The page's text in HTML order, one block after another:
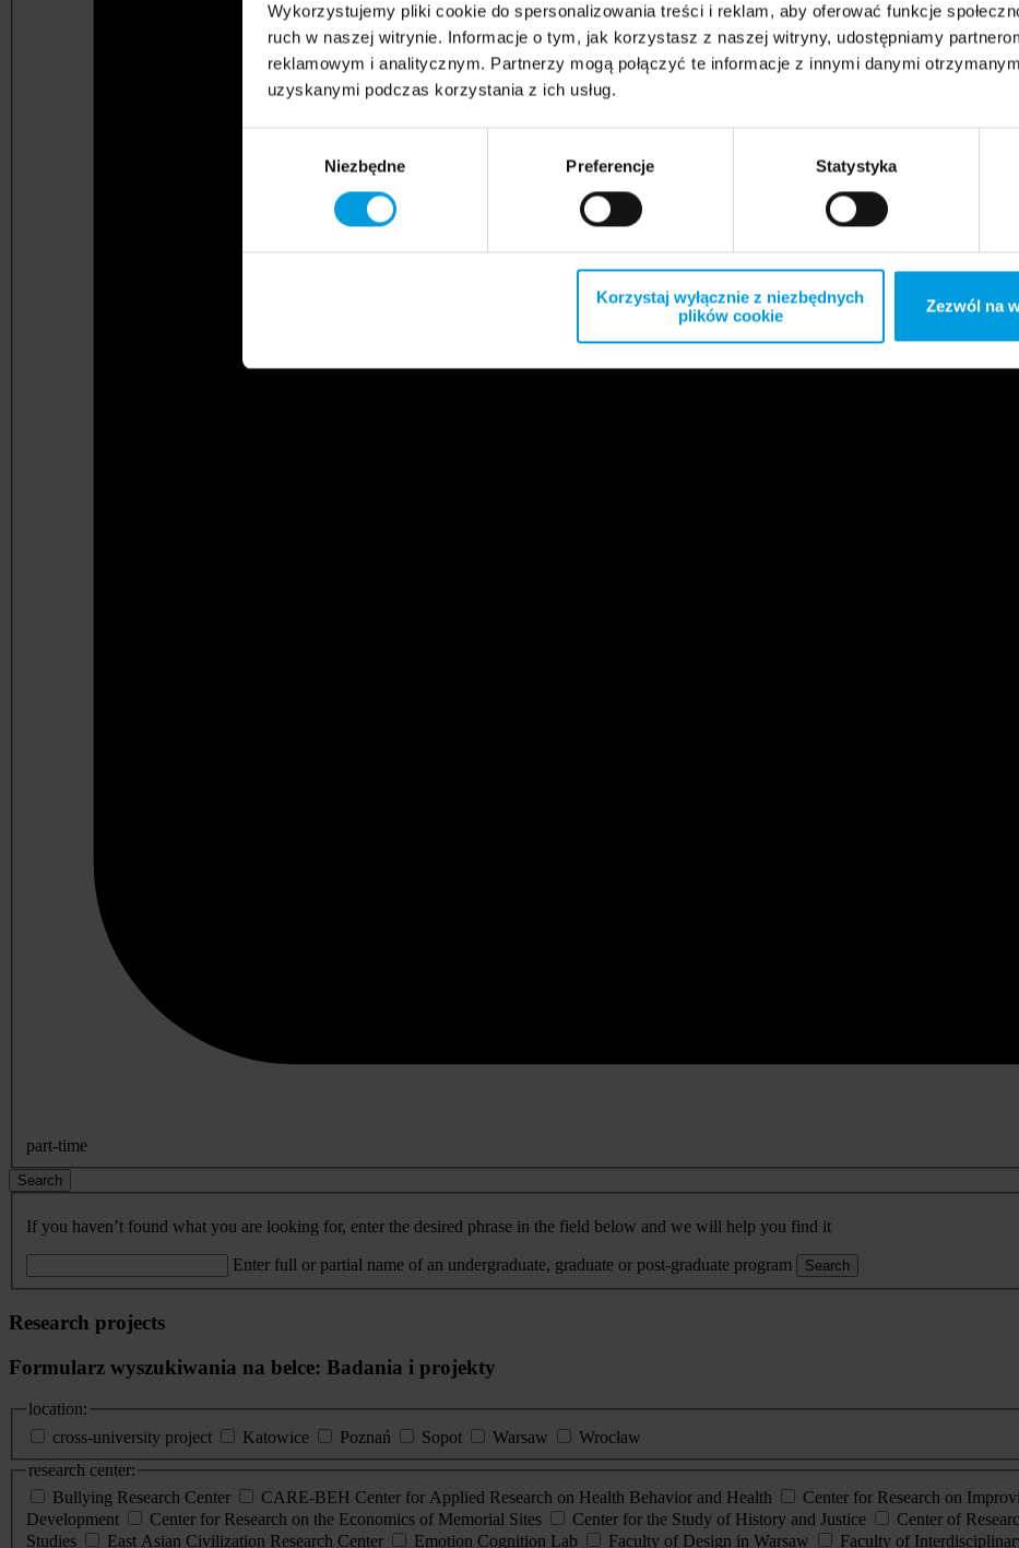
Wykorzystujemy pliki cookie do spersonalizowania treści i reklam, aby oferować funkcje
ruch w naszej witrynie. Informacje o tym, jak korzystasz z naszej witryny, udostępniamy
reklamowym i analitycznym. Partnerzy mogą połączyć te informacje z innymi danymi
uzyskanymi podczas korzystania z ich usług.
Niezbędne Preferencje Statystyka
Korzystaj wyłącznie z niezbędnych
plików cookie
Zezwól na
part-time
Search
If you haven’t found what you are looking for, enter the desired phrase in the field below and we will help you find it
Enter full or partial name of an undergraduate, graduate or post-graduate program Search
Research projects
Formularz wyszukiwania na belce: Badania i projekty
location:
cross-university project
Katowice Poznań Sopot Warsaw
Wrocław
research center:
Bullying Research Center
CARE-BEH Center for Applied Research on Health Behavior and Health Center for Research on
Development
Center for Research on the Economics of Memorial Sites Center for the Study of History and Justice Center of
Studies
East Asian Civilization Research Center Emotion Cognition Lab Faculty of Design in Warsaw Faculty of